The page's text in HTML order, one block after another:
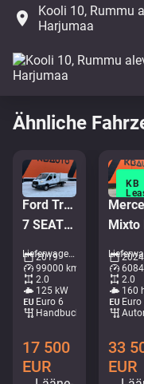
place
Kooli 10, Rummu
Harjumaa
Ähnliche
Ford Transit
7 SEATS / BOX L=2683 mm
Lieferwagen - Kipper • M551-6642
2019
99000 km
2.0
125 kW
Euro 6
Handbuch
17 500
EUR
KB
2024
2.0
160
Euro
33
EUR